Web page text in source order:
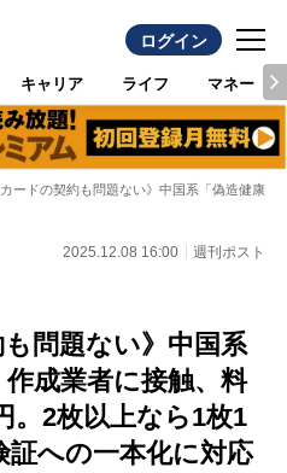
ログイン
キャリア ライフ マネー
カードの契約も問題ない》中国系「偽造健康
2025.12.08 16:00 週刊ポスト
も問題ない》中国系
作成業者に接触、料
。2枚以上なら1枚1
への一本化に対応